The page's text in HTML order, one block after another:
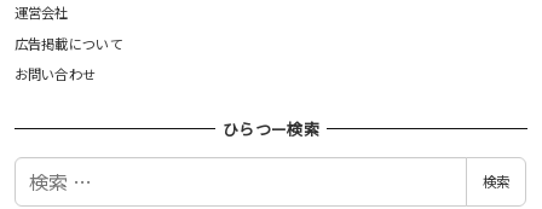
運営会社
広告掲載について
お問い合わせ
ひらつー検索
検
検索